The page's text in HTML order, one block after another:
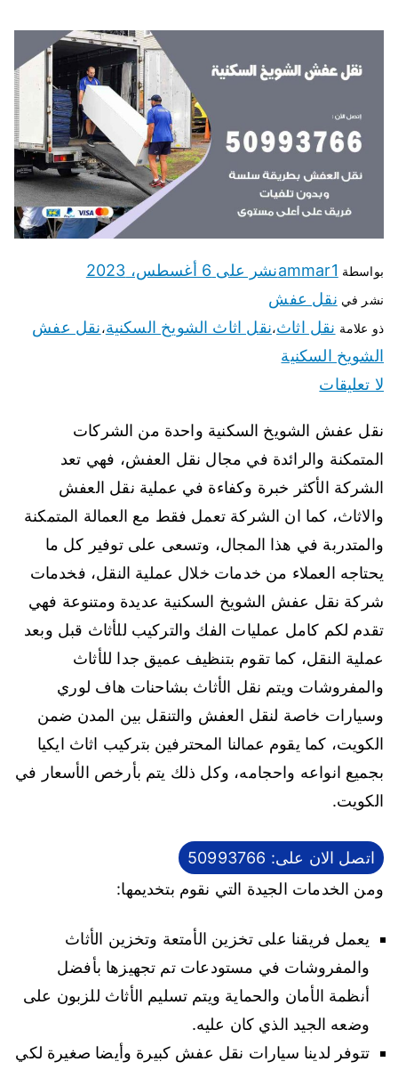
بواسطة ammar1نشر على 6 أغسطس، 2023
نشر في نقل عفش
ذو علامة نقل اثاث،نقل اثاث الشويخ السكنية،نقل عفش
الشويخ السكنية
لا تعليقات
نقل عفش الشويخ السكنية واحدة من الشركات
المتمكنة والرائدة في مجال نقل العفش، فهي تعد
الشركة الأكثر خبرة وكفاءة في عملية نقل العفش
والاثاث، كما ان الشركة تعمل فقط مع العمالة المتمكنة
والمتدربة في هذا المجال، وتسعى على توفير كل ما
يحتاجه العملاء من خدمات خلال عملية النقل، فخدمات
شركة نقل عفش الشويخ السكنية عديدة ومتنوعة فهي
تقدم لكم كامل عمليات الفك والتركيب للأثاث قبل وبعد
عملية النقل، كما تقوم بتنظيف عميق جدا للأثاث
والمفروشات ويتم نقل الأثاث بشاحنات هاف لوري
وسيارات خاصة لنقل العفش والتنقل بين المدن ضمن
الكويت، كما يقوم عمالنا المحترفين بتركيب اثاث ايكيا
بجميع انواعه واحجامه، وكل ذلك يتم بأرخص الأسعار في
الكويت.
اتصل الان على: 50993766
ومن الخدمات الجيدة التي نقوم بتخديمها:
يعمل فريقنا على تخزين الأمتعة وتخزين الأثاث
والمفروشات في مستودعات تم تجهيزها بأفضل
أنظمة الأمان والحماية ويتم تسليم الأثاث للزبون على
وضعه الجيد الذي كان عليه.
تتوفر لدينا سيارات نقل عفش كبيرة وأيضا صغيرة لكي